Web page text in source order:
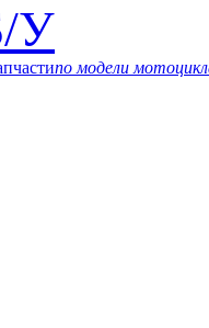
У
по модели